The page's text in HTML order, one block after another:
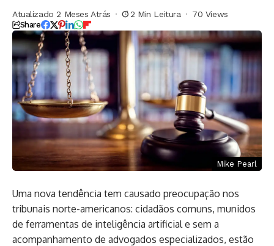
Atualizado 2 Meses Atrás 2 Min Leitura 70 Views
Share
Mike Pearl
Uma nova tendência tem causado preocupação nos
tribunais norte-americanos: cidadãos comuns, munidos
de ferramentas de inteligência artificial e sem a
acompanhamento de advogados especializados, estão